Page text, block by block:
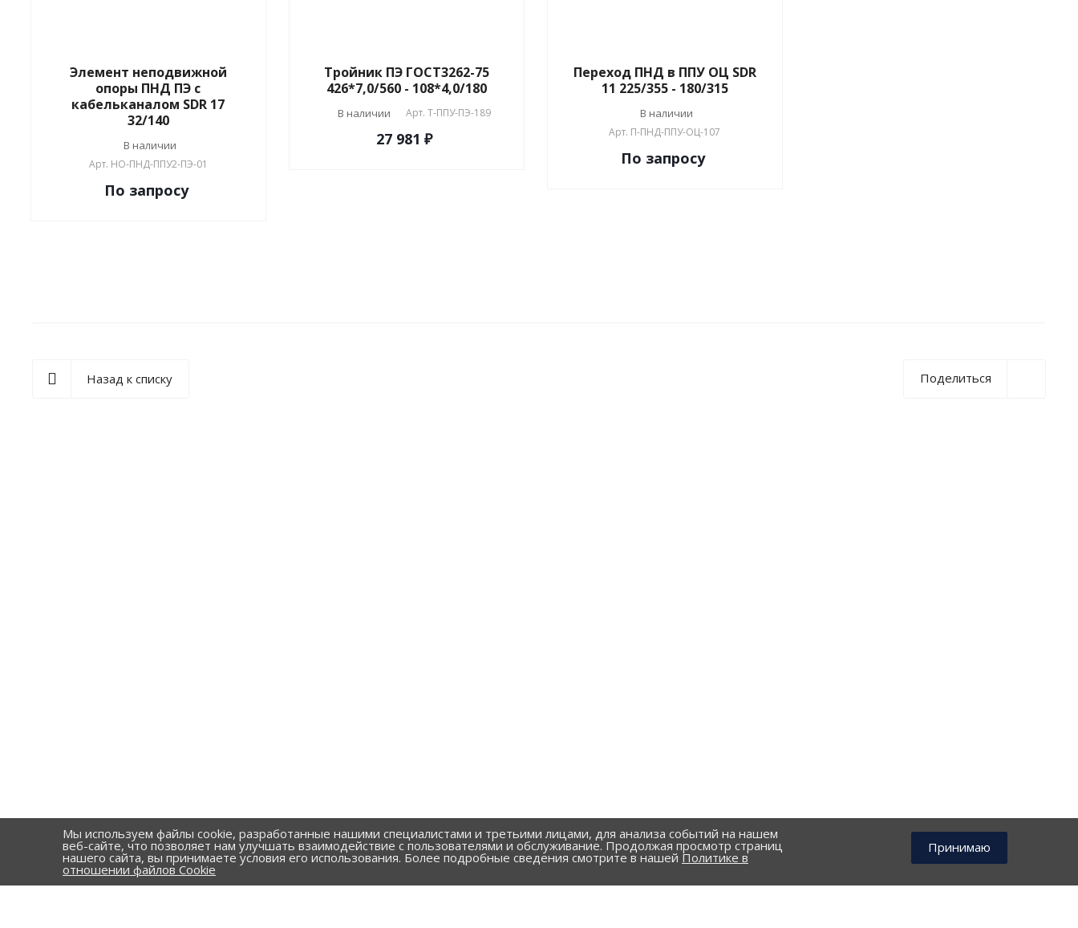
Элемент неподвижной
опоры ПНД ПЭ с
кабельканалом SDR 17
32/140
В наличии
Арт. НО-ПНД-ППУ2-ПЭ-01
По запросу
Тройник ПЭ ГОСТ3262-75
426*7,0/560 - 108*4,0/180
В наличии Арт.T-ППУ-ПЭ-189
27 981 ₽
Переход ПНД в ППУ ОЦ SDR
11 225/355 - 180/315
В наличии
Арт. П-ПНД-ППУ-ОЦ-107
По запросу
Поделиться
Назад к списку
Мы используем файлы cookie, разработанные нашими специалистами и третьими лицами, для анализа событий на нашем
веб-сайте, что позволяет нам улучшать взаимодействие с пользователями и обслуживание. Продолжая просмотр страниц
нашего сайта, вы принимаете условия его использования. Более подробные сведения смотрите в нашей Политике в
отношении файлов Cookie
Принимаю